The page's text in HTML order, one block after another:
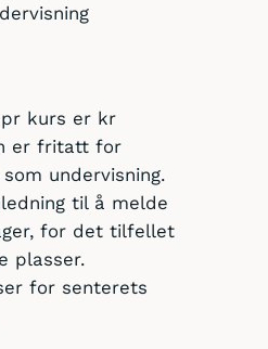
kurs er kr
er fritatt for
undervisning.
til å melde
for det tilfellet
plasser.
for senterets